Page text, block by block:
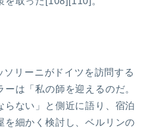
リーニがドイツを訪問する
は「私の師を迎えるのだ。
らない」と側近に語り、宿泊
を細かく検討し、ベルリンの